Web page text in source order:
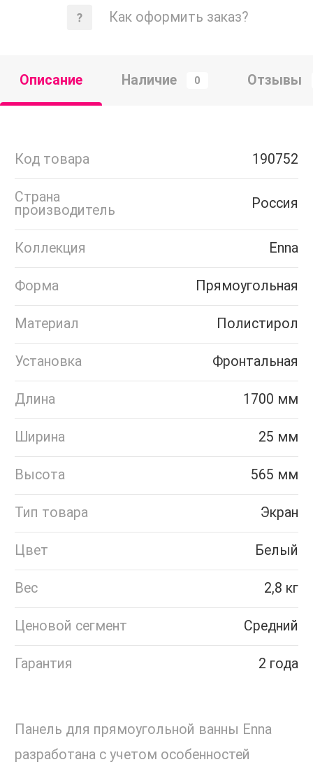
Как оформить заказ?
Описание Наличие 0 Отзывы
Код товара 190752
Страна
производитель
Россия
Коллекция Enna
Форма Прямоугольная
Материал Полистирол
Установка Фронтальная
Длина 1700 мм
Ширина 25 мм
Высота 565 мм
Тип товара Экран
Цвет Белый
Вес 2,8 кг
Ценовой сегмент Средний
Гарантия 2 года
Панель для прямоугольной ванны Enna
разработана с учетом особенностей